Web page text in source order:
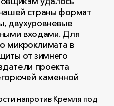
страны формат
двухуровневые
входами. Для
микроклимата в
от зимнего
проекта
каменной